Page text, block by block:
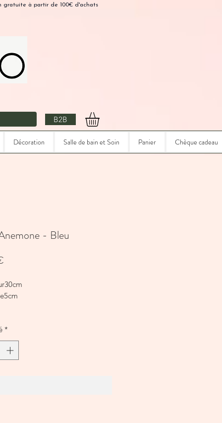
gratuite à partir de 100€ d'achats
B2B
Décoration Salle de bain et Soin Panier Chèque cadeau
- Bleu
*